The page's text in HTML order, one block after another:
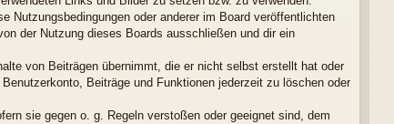
Nutzungsbedingungen oder anderer im Board veröffentlichten
der Nutzung dieses Boards ausschließen und dir ein
von Beiträgen übernimmt, die er nicht selbst erstellt hat oder
Beiträge und Funktionen jederzeit zu löschen oder
sie gegen o. g. Regeln verstoßen oder geeignet sind, dem